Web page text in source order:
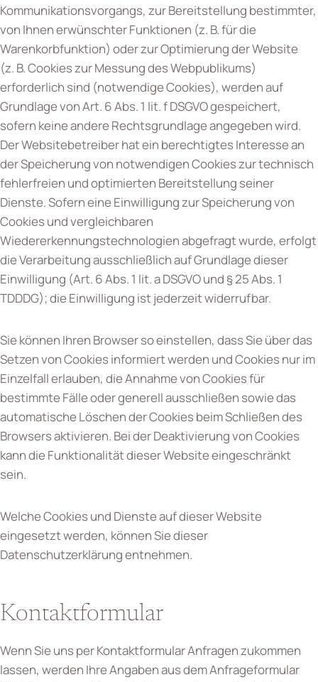
Kommunikationsvorgangs, zur Bereitstellung bestimmter,
von Ihnen erwünschter Funktionen (z. B. für die
Warenkorbfunktion) oder zur Optimierung der Website
(z. B. Cookies zur Messung des Webpublikums)
erforderlich sind (notwendige Cookies), werden auf
Grundlage von Art. 6 Abs. 1 lit. f DSGVO gespeichert,
sofern keine andere Rechtsgrundlage angegeben wird.
Der Websitebetreiber hat ein berechtigtes Interesse an
der Speicherung von notwendigen Cookies zur technisch
fehlerfreien und optimierten Bereitstellung seiner
Dienste. Sofern eine Einwilligung zur Speicherung von
Cookies und vergleichbaren
Wiedererkennungstechnologien abgefragt wurde, erfolgt
die Verarbeitung ausschließlich auf Grundlage dieser
Einwilligung (Art. 6 Abs. 1 lit. a DSGVO und § 25 Abs. 1
TDDDG); die Einwilligung ist jederzeit widerrufbar.
Sie können Ihren Browser so einstellen, dass Sie über das
Setzen von Cookies informiert werden und Cookies nur im
Einzelfall erlauben, die Annahme von Cookies für
bestimmte Fälle oder generell ausschließen sowie das
automatische Löschen der Cookies beim Schließen des
Browsers aktivieren. Bei der Deaktivierung von Cookies
kann die Funktionalität dieser Website eingeschränkt
sein.
Welche Cookies und Dienste auf dieser Website
eingesetzt werden, können Sie dieser
Datenschutzerklärung entnehmen.
Kontaktformular
Wenn Sie uns per Kontaktformular Anfragen zukommen
lassen, werden Ihre Angaben aus dem Anfrageformular